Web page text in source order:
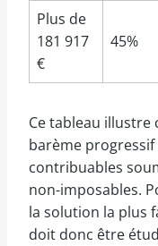
Plus de
181 917
€
45%
Ce tableau illustre
barème progressif
contribuables
non-imposables.
la solution la plus
doit donc être